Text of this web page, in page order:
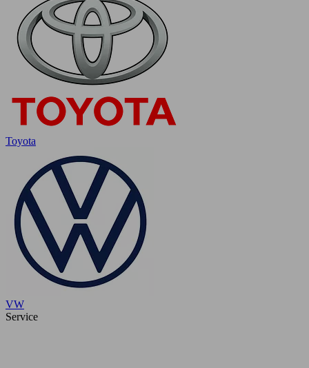
Toyota
VW
Service